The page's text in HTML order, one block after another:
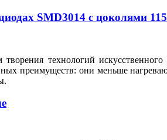
SMD3014 с цоколями
творения технологий
преимуществ: они меньше